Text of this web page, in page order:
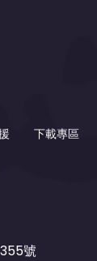
下載專區
號